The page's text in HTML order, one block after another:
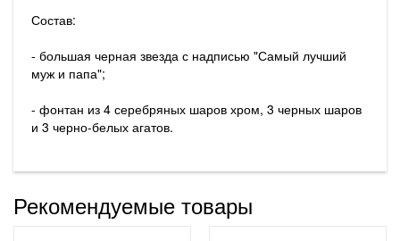
Состав:
- большая черная звезда с надписью "Самый лучший
муж и папа";
- фонтан из 4 серебряных шаров хром, 3 черных шаров
и 3 черно-белых агатов.
Рекомендуемые товары